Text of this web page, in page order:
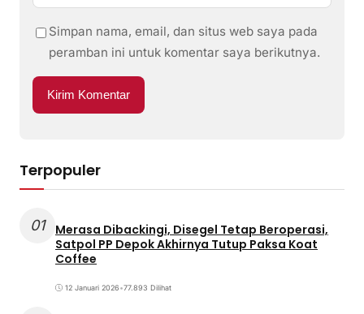
Simpan nama, email, dan situs web saya pada
peramban ini untuk komentar saya berikutnya.
Terpopuler
01
Merasa Dibackingi, Disegel Tetap Beroperasi,
Satpol PP Depok Akhirnya Tutup Paksa Koat
Coffee
12 Januari 2026•77.893 Dilihat